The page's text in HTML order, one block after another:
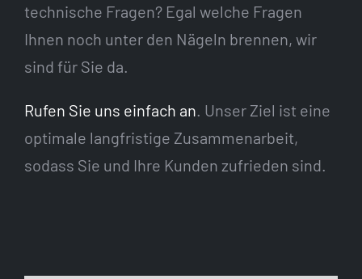
technische Fragen? Egal welche Fragen
Ihnen noch unter den Nägeln brennen, wir
sind für Sie da.
Rufen Sie uns einfach an. Unser Ziel ist eine
optimale langfristige Zusammenarbeit,
sodass Sie und Ihre Kunden zufrieden sind.